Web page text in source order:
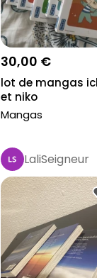
30,00 €
lot de mangas
et niko
Mangas
LaliSeigneur